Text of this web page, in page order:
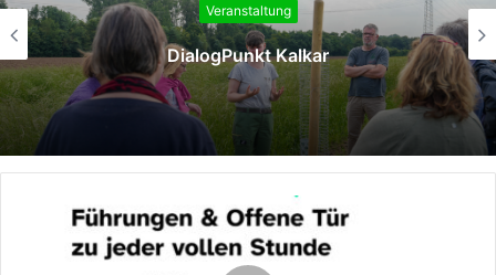
Veranstaltung
DialogPunkt Kalkar